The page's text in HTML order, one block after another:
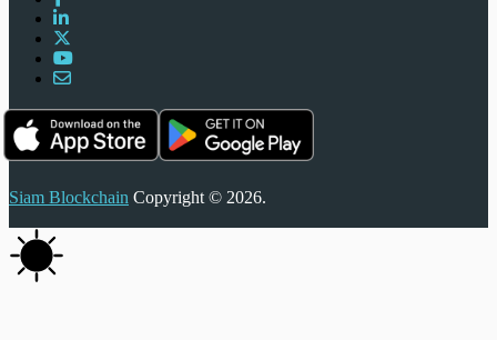
Siam Blockchain Copyright © 2026.